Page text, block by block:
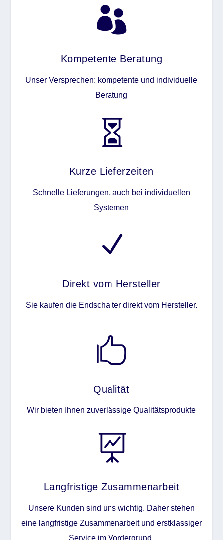

Kompetente Beratung
Unser Versprechen: kompetente und individuelle
Beratung

Kurze Lieferzeiten
Schnelle Lieferungen, auch bei individuellen
Systemen
N
Direkt vom Hersteller
Sie kaufen die Endschalter direkt vom Hersteller.

Qualität
Wir bieten Ihnen zuverlässige Qualitätsprodukte

Langfristige Zusammenarbeit
Unsere Kunden sind uns wichtig. Daher stehen
eine langfristige Zusammenarbeit und erstklassiger
Service im Vordergrund.